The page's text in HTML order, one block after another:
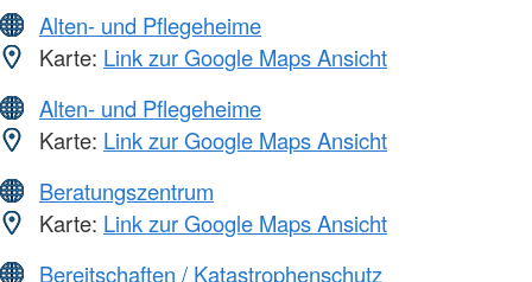
Alten- und Pflegeheime
Karte: Link zur Google Maps Ansicht
Alten- und Pflegeheime
Karte: Link zur Google Maps Ansicht
Beratungszentrum
Karte: Link zur Google Maps Ansicht
Bereitschaften / Katastrophenschutz